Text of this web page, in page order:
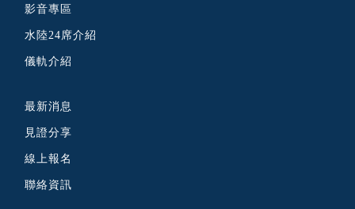
影音專區
水陸24席介紹
儀軌介紹
最新消息
見證分享
線上報名
聯絡資訊